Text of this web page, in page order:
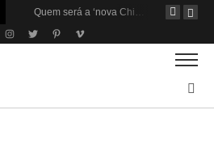
Quem será a ‘nova China’ do agro quando o apetite de Pequim acabar?